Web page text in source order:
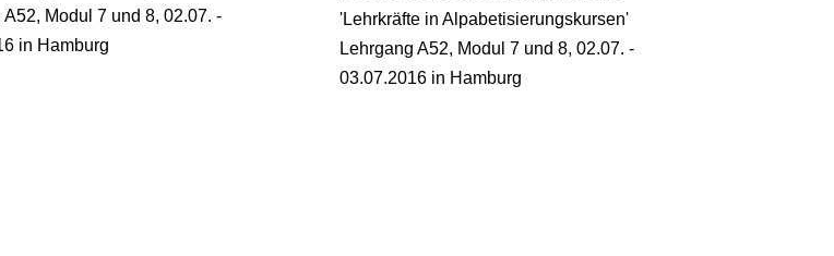
A52, Modul 7 und 8, 02.07. -
in Hamburg
'Lehrkräfte in Alpabetisierungskursen'
Lehrgang A52, Modul 7 und 8, 02.07. -
03.07.2016 in Hamburg